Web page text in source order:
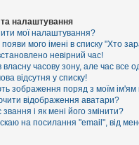
налаштування
мої налаштування?
мого імені в списку "Хто
невірний час!
часову зону, але час все
відсутня у списку!
зображення поряд з моїм ім'ям
відображення аватари?
і як мені його змінити?
на посилання "email", від